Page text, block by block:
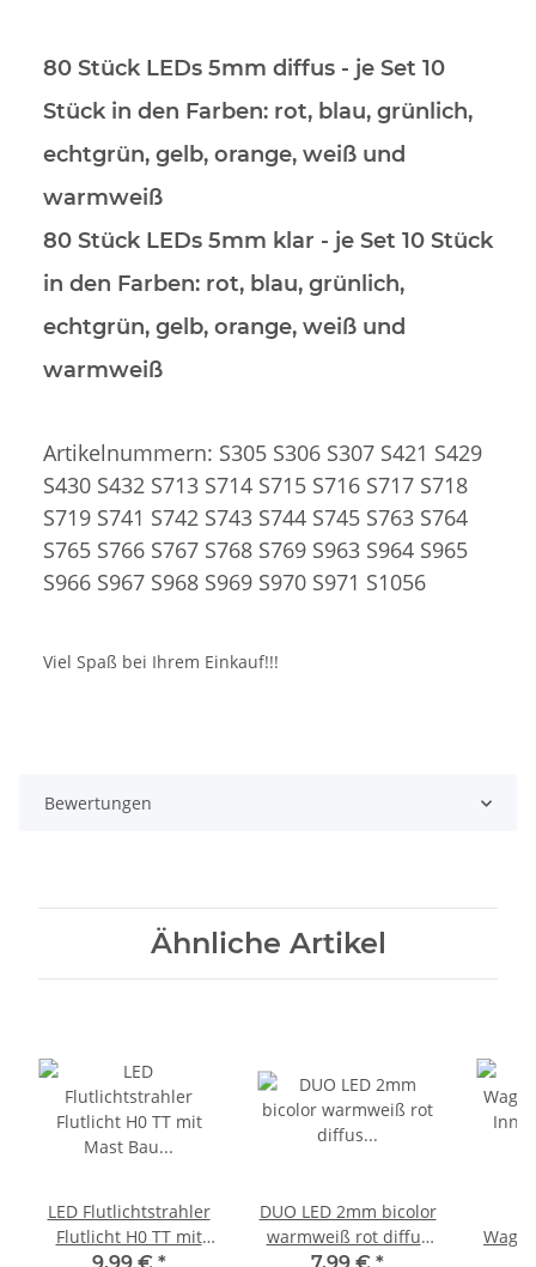
80 Stück LEDs 5mm diffus - je Set 10
Stück in den Farben: rot, blau, grünlich,
echtgrün, gelb, orange, weiß und
warmweiß
80 Stück LEDs 5mm klar - je Set 10 Stück
in den Farben: rot, blau, grünlich,
echtgrün, gelb, orange, weiß und
warmweiß
Artikelnummern: S305 S306 S307 S421 S429
S430 S432 S713 S714 S715 S716 S717 S718
S719 S741 S742 S743 S744 S745 S763 S764
S765 S766 S767 S768 S769 S963 S964 S965
S966 S967 S968 S969 S970 S971 S1056
Viel Spaß bei Ihrem Einkauf!!!
Bewertungen
Ähnliche Artikel
LED Flutlichtstrahler
Flutlicht H0 TT mit
Mast Bau
DUO LED 2mm bicolor
warmweiß rot diffus
Lichtwechsel Loks